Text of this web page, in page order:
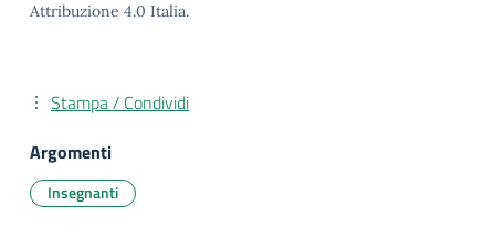
Attribuzione 4.0 Italia.
Stampa / Condividi
Argomenti
Insegnanti